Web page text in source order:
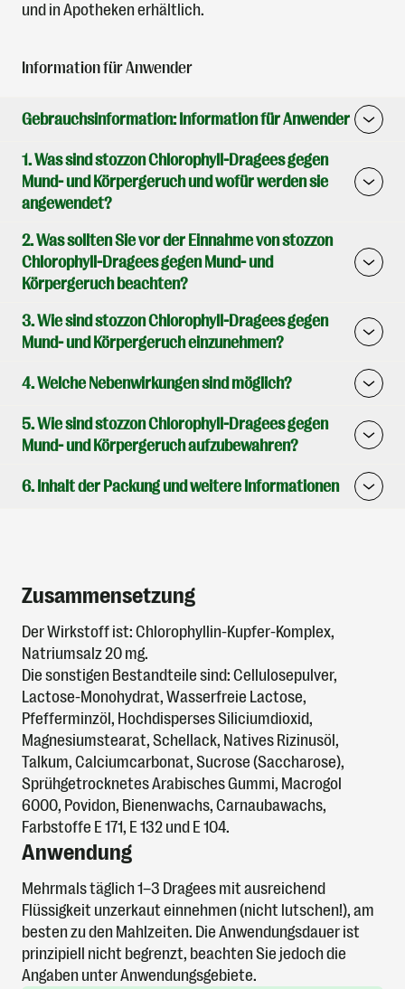
und in Apotheken erhältlich.
Information für Anwender
Gebrauchsinformation: Information für Anwender
1. Was sind stozzon Chlorophyll-Dragees gegen
Mund- und Körpergeruch und wofür werden sie
angewendet?
2. Was sollten Sie vor der Einnahme von stozzon
Chlorophyll-Dragees gegen Mund- und
Körpergeruch beachten?
3. Wie sind stozzon Chlorophyll-Dragees gegen
Mund- und Körpergeruch einzunehmen?
4. Welche Nebenwirkungen sind möglich?
5. Wie sind stozzon Chlorophyll-Dragees gegen
Mund- und Körpergeruch aufzubewahren?
6. Inhalt der Packung und weitere Informationen
Zusammensetzung
Der Wirkstoff ist: Chlorophyllin-Kupfer-Komplex,
Natriumsalz 20 mg.
Die sonstigen Bestandteile sind: Cellulosepulver,
Lactose-Monohydrat, Wasserfreie Lactose,
Pfefferminzöl, Hochdisperses Siliciumdioxid,
Magnesiumstearat, Schellack, Natives Rizinusöl,
Talkum, Calciumcarbonat, Sucrose (Saccharose),
Sprühgetrocknetes Arabisches Gummi, Macrogol
6000, Povidon, Bienenwachs, Carnaubawachs,
Farbstoffe E 171, E 132 und E 104.
Anwendung
Mehrmals täglich 1–3 Dragees mit ausreichend
Flüssigkeit unzerkaut einnehmen (nicht lutschen!), am
besten zu den Mahlzeiten. Die Anwendungsdauer ist
prinzipiell nicht begrenzt, beachten Sie jedoch die
Angaben unter Anwendungsgebiete.